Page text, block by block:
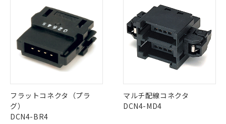
"対応済み"や非含有の記載がされた商品であっても、流通
在庫等で未対応品が混在する可能性があります。
非含有品が必要な際は、弊社営業部門もしくは販売店へお
問い合わせください。
この製品のRoHS/REACH対応状況ページへ
フラットコネクタ（プラ
グ）
DCN4-BR4
マルチ配線コネクタ
DCN4-MD4
ご利用条件
以下の条件をお読みいただき、同意のうえ
ご利用ください。
本サービスは、当社制御機器事業取扱
商品の当社在庫状況および標準価格
(税抜)を提供させていただくもので
対応予定：EU RoHS指令（10物質）の非含
有に対応した製品に切り替える予定のある
商品です。
対応予定なし：EU RoHS指令（10物質）の
非含有に非対応の商品で、対応品を出す予
定はありません。
調査・確認中：EU RoHS指令（10物質）の
商品です。
非該当品：ライセンス料など無形物で、有
害物質有無と関係のない商品です。
「○」：最大均質材料含有率が中国RoHSの
基準値以下であることを示します。
「×」：最大均質材料含有率が中国RoHSの